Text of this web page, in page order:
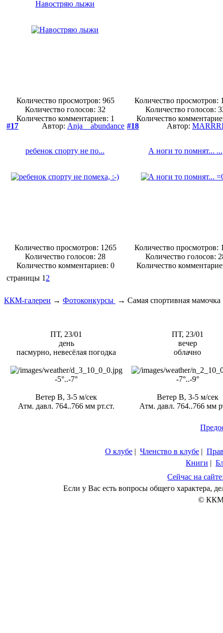
Навостряю лыжи
Количество просмотров: 965
Количество голосов:32
Количество комментариев: 1
Количество просмотров:
Количество голосов:
Количество
#17
Автор: Anja__abundance
ребенок спорту не по...
Количество просмотров: 1265
Количество голосов: 28
Количество комментариев: 0
#18 Автор:
А ноги то помнят... ...
Количество просмотров:
Количество голосов:
Количество
страницы 1 2
ККМ-галереи → Фотоконкурсы → Cамая спортивная мамочка
ПТ, 23/01
день
пасмурно, невесёлая погодка
-5°..-7°
Ветер В, 3-5 м/сек
Атм. давл. 764..766 мм рт.ст.
ПТ, 23/01
вечер
облачно
-7°..-9°
Ветер В, 3-5 м/сек
Атм. давл. 764..766 мм
О клубе | Членство в клубе |
Книги |
Сейчас на
Если у Вас есть вопросы общего характера,
© ККМ